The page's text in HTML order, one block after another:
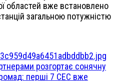
областей вже встановлено
загальною потужністю
розгортає сонячну
перші 7 СЕС вже